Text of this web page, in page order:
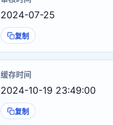
2024-07-25
复制
缓存时间
2024-10-19 23:49:00
复制